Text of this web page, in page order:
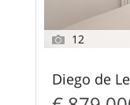
12
Diego de